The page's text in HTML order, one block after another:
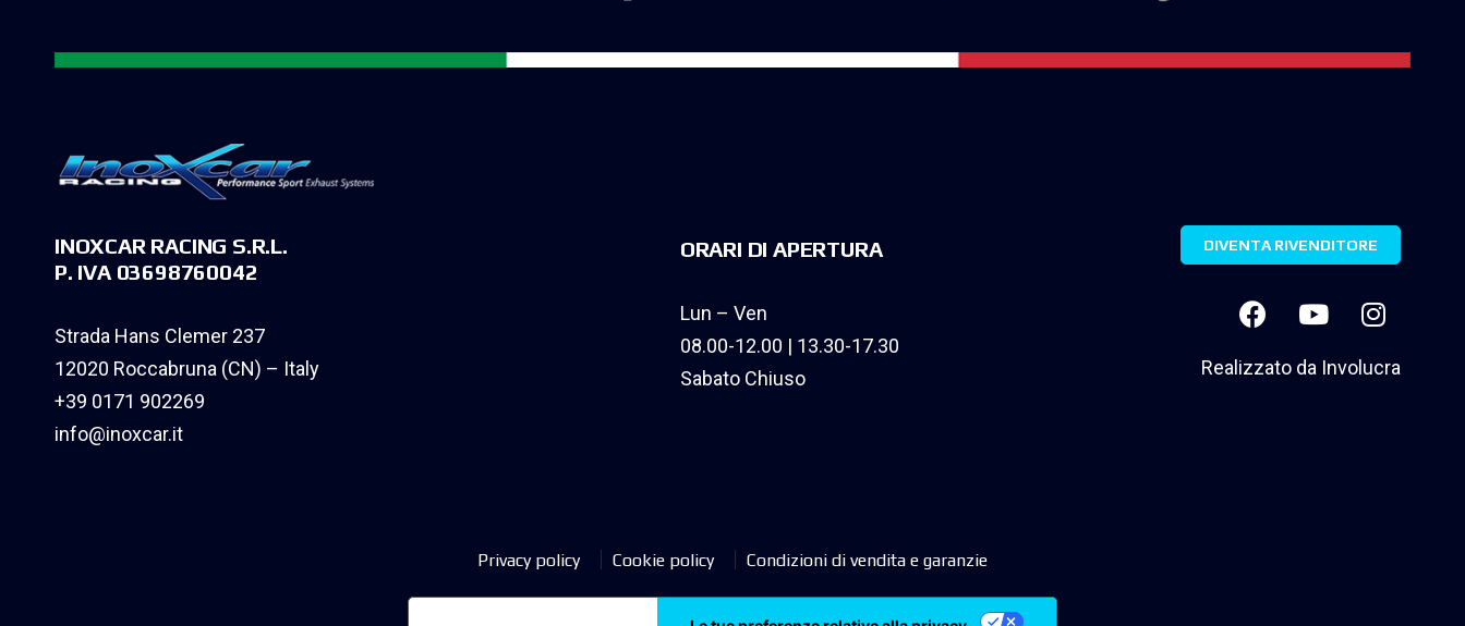
INOXCAR RACING S.R.L.
P. IVA 03698760042
Strada Hans Clemer 237
12020 Roccabruna (CN) – Italy
+39 0171 902269
info@inoxcar.it
ORARI DI APERTURA
Lun – Ven
08.00-12.00 | 13.30-17.30
Sabato Chiuso
DIVENTA RIVENDITORE
Realizzato da Involucra
Privacy policy Cookie policy Condizioni di vendita e garanzie